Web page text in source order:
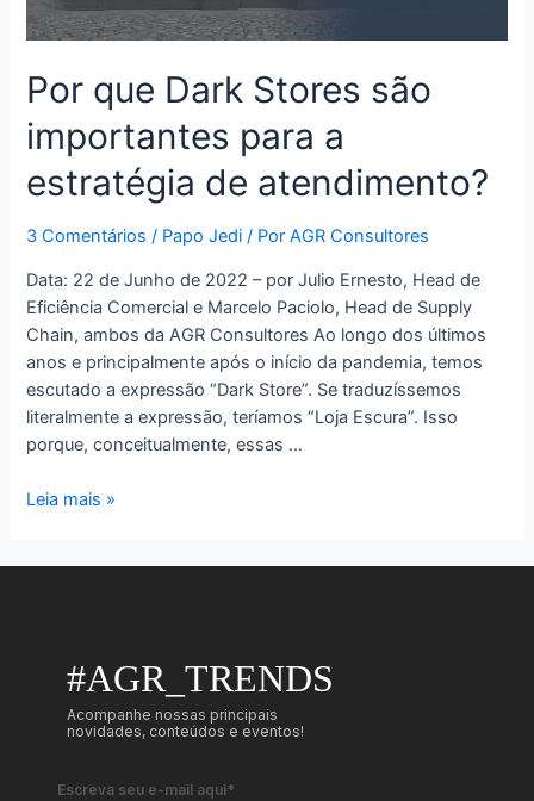
Por que Dark Stores são
importantes para a
estratégia de atendimento?
3 Comentários / Papo Jedi / PorAGR Consultores
Data: 22 de Junho de 2022 – por Julio Ernesto, Head de
Eficiência Comercial e Marcelo Paciolo, Head de Supply
Chain, ambos da AGR Consultores Ao longo dos últimos
anos e principalmente após o início da pandemia, temos
escutado a expressão “Dark Store”. Se traduzíssemos
literalmente a expressão, teríamos “Loja Escura”. Isso
porque, conceitualmente, essas …
Leia mais »
#AGR_TRENDS
Acompanhe nossas principais
novidades, conteúdos e eventos!